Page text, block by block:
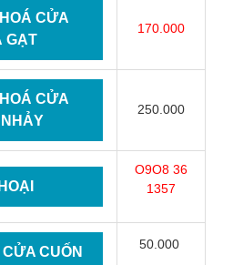
CỬA
GẠT
170.000
CỬA
250.000
O9O8 36
1357
CUỐN 50.000